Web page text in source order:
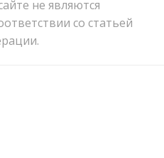
не являются
со статьей